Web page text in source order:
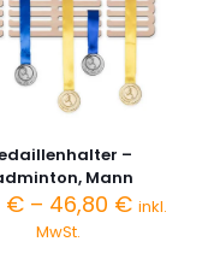
–
Mann
€ – 46,80 € inkl.
MwSt.